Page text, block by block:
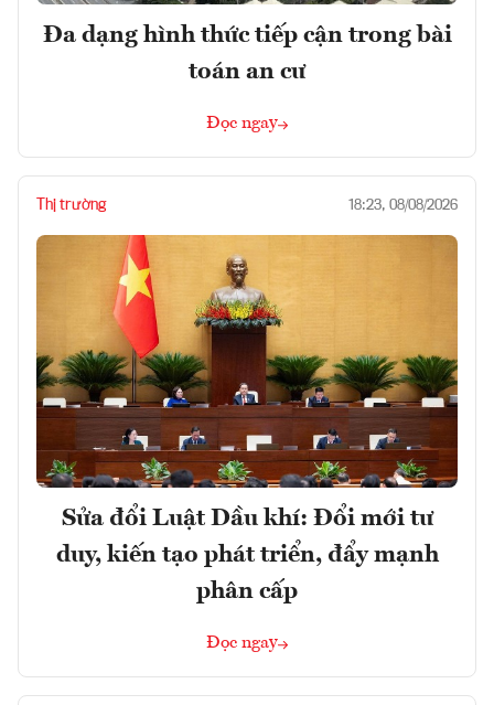
Đa dạng hình thức tiếp cận trong bài
toán an cư
Đọc ngay
Thị trường 18:23, 08/08/2026
Sửa đổi Luật Dầu khí: Đổi mới tư
duy, kiến tạo phát triển, đẩy mạnh
phân cấp
Đọc ngay